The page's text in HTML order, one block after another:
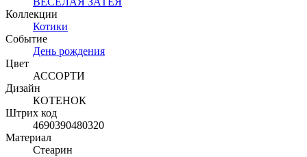
Коллекции
Котики
Событие
День рождения
Цвет
АССОРТИ
Дизайн
КОТЕНОК
Штрих код
4690390480320
Материал
Стеарин